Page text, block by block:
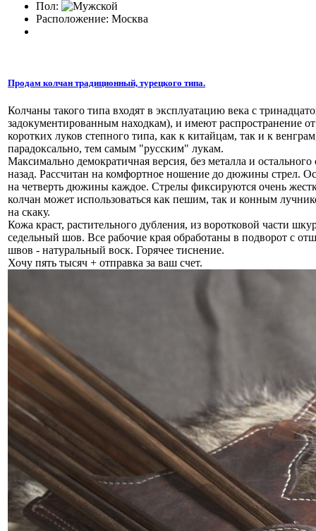
Пол:
Расположение: Москва
Продам колчан традиционный, турецкого типа.
Колчаны такого типа входят в эксплуатацию века с
задокументированным находкам), и имеют распространение
коротких луков степного типа, как к китайцам, так и к
парадоксально, тем самым "русским" лукам.
Максимально демократичная версия, без металла и
назад. Рассчитан на комфортное ношение до дюжины стрел.
на четверть дюжины каждое. Стрелы фиксируются очень
колчан может использоваться как пешим, так и конным
на скаку.
Кожа краст, растительного дубления, из воротковой части
седельный шов. Все рабочие края обработаны в подворот с
швов - натуральный воск. Горячее тиснение.
Хочу пять тысяч + отправка за ваш счет.